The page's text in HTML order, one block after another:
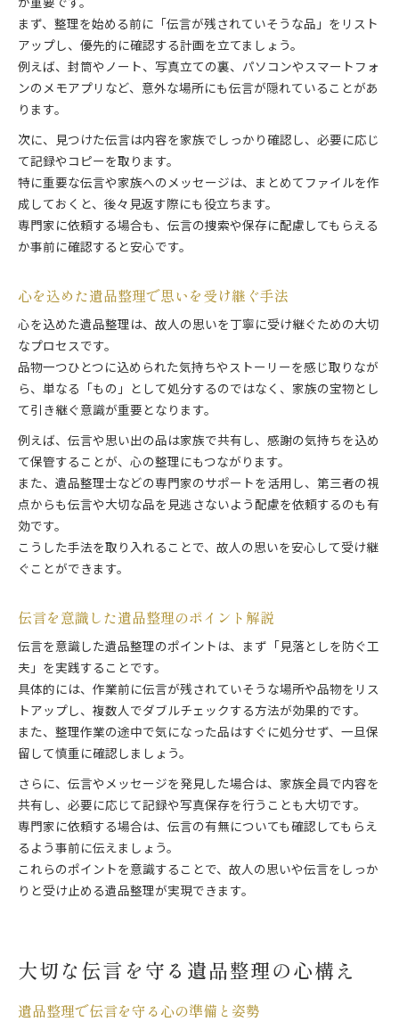
まず、整理を始める前に「伝言が残されていそうな品」をリスト
アップし、優先的に確認する計画を立てましょう。
例えば、封筒やノート、写真立ての裏、パソコンやスマートフォ
ンのメモアプリなど、意外な場所にも伝言が隠れていることがあ
ります。
次に、見つけた伝言は内容を家族でしっかり確認し、必要に応じ
て記録やコピーを取ります。
特に重要な伝言や家族へのメッセージは、まとめてファイルを作
成しておくと、後々見返す際にも役立ちます。
専門家に依頼する場合も、伝言の捜索や保存に配慮してもらえる
か事前に確認すると安心です。
心を込めた遺品整理で思いを受け継ぐ手法
心を込めた遺品整理は、故人の思いを丁寧に受け継ぐための大切
なプロセスです。
品物一つひとつに込められた気持ちやストーリーを感じ取りなが
ら、単なる「もの」として処分するのではなく、家族の宝物とし
て引き継ぐ意識が重要となります。
例えば、伝言や思い出の品は家族で共有し、感謝の気持ちを込め
て保管することが、心の整理にもつながります。
また、遺品整理士などの専門家のサポートを活用し、第三者の視
点からも伝言や大切な品を見逃さないよう配慮を依頼するのも有
効です。
こうした手法を取り入れることで、故人の思いを安心して受け継
ぐことができます。
伝言を意識した遺品整理のポイント解説
伝言を意識した遺品整理のポイントは、まず「見落としを防ぐ工
夫」を実践することです。
具体的には、作業前に伝言が残されていそうな場所や品物をリス
トアップし、複数人でダブルチェックする方法が効果的です。
また、整理作業の途中で気になった品はすぐに処分せず、一旦保
留して慎重に確認しましょう。
さらに、伝言やメッセージを発見した場合は、家族全員で内容を
共有し、必要に応じて記録や写真保存を行うことも大切です。
専門家に依頼する場合は、伝言の有無についても確認してもらえ
るよう事前に伝えましょう。
これらのポイントを意識することで、故人の思いや伝言をしっか
りと受け止める遺品整理が実現できます。
大切な伝言を守る遺品整理の心構え
遺品整理で伝言を守る心の準備と姿勢